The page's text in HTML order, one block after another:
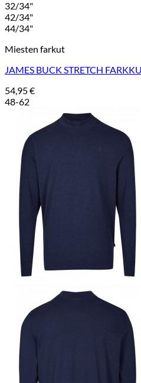
32/34"
42/34"
44/34"
Miesten farkut
JAMES BUCK STRETCH
54,95€
48-62